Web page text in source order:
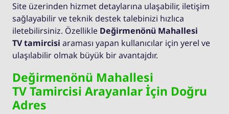
Site üzerinden hizmet detaylarına ulaşabilir, iletişim
sağlayabilir ve teknik destek talebinizi hızlıca
iletebilirsiniz. Özellikle Değirmenönü Mahallesi
TV tamircisi araması yapan kullanıcılar için yerel ve
ulaşılabilir olmak büyük bir avantajdır.
Değirmenönü Mahallesi
TV Tamircisi Arayanlar İçin Doğru
Adres